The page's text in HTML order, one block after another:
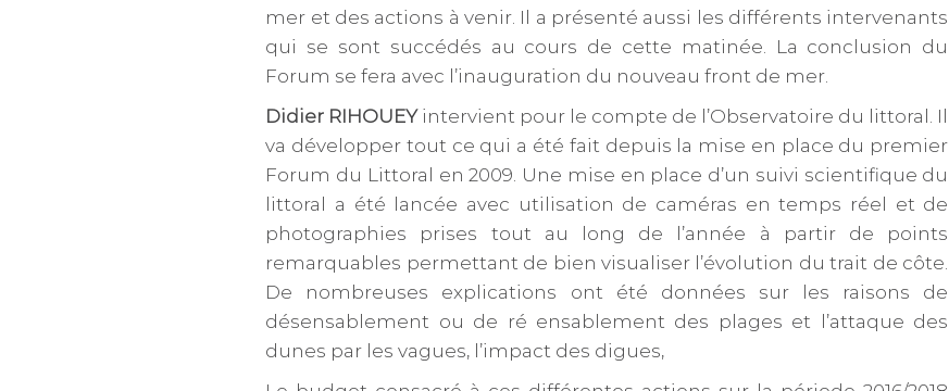
mer et des actions à venir. Il a présenté aussi les différents intervenants
qui se sont succédés au cours de cette matinée. La conclusion du
Forum se fera avec l’inauguration du nouveau front de mer.
Didier RIHOUEY intervient pour le compte de l’Observatoire du littoral. Il
va développer tout ce qui a été fait depuis la mise en place du premier
Forum du Littoral en 2009. Une mise en place d’un suivi scientifique du
littoral a été lancée avec utilisation de caméras en temps réel et de
photographies prises tout au long de l’année à partir de points
remarquables permettant de bien visualiser l’évolution du trait de côte.
De nombreuses explications ont été données sur les raisons de
désensablement ou de ré ensablement des plages et l’attaque des
dunes par les vagues, l’impact des digues,